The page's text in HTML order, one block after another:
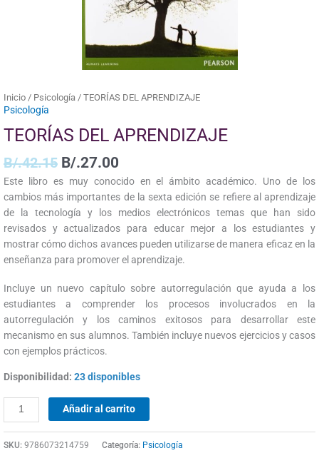
Inicio / Psicología / TEORÍAS DEL APRENDIZAJE
Psicología
TEORÍAS DEL APRENDIZAJE
B/.42.15 B/.27.00
Este libro es muy conocido en el ámbito académico. Uno de los
cambios más importantes de la sexta edición se refiere al aprendizaje
de la tecnología y los medios electrónicos temas que han sido
revisados y actualizados para educar mejor a los estudiantes y
mostrar cómo dichos avances pueden utilizarse de manera eficaz en la
enseñanza para promover el aprendizaje.
Incluye un nuevo capítulo sobre autorregulación que ayuda a los
estudiantes a comprender los procesos involucrados en la
autorregulación y los caminos exitosos para desarrollar este
mecanismo en sus alumnos. También incluye nuevos ejercicios y casos
con ejemplos prácticos.
Disponibilidad: 23 disponibles
Añadir al carrito
SKU: 9786073214759 Categoría: Psicología